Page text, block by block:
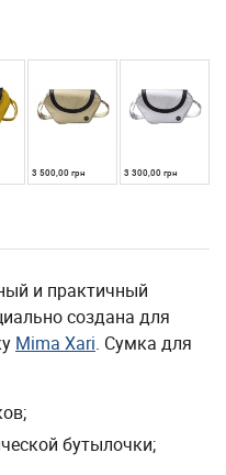
3 500,00 грн 3 300,00 грн
и практичный
создана для
Mima Xari. Сумка для
бутылочки;